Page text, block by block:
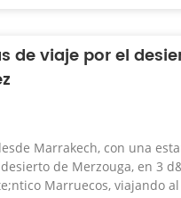
de viaje por el
Marrakech, con una
de Merzouga, en 3
Marruecos, viajando